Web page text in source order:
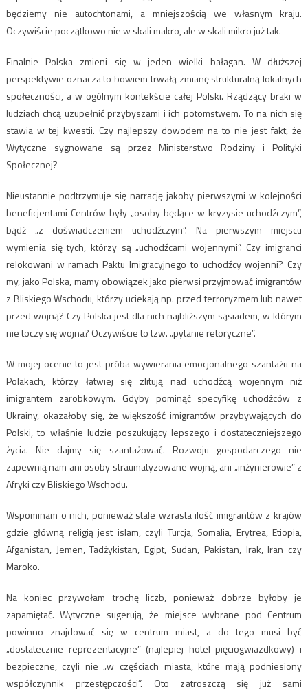
będziemy nie autochtonami, a mniejszością we własnym kraju.
Oczywiście początkowo nie w skali makro, ale w skali mikro już tak.
Finalnie Polska zmieni się w jeden wielki bałagan. W dłuższej
perspektywie oznacza to bowiem trwałą zmianę strukturalną lokalnych
społeczności, a w ogólnym kontekście całej Polski. Rządzący braki w
ludziach chcą uzupełnić przybyszami i ich potomstwem. To na nich się
stawia w tej kwestii. Czy najlepszy dowodem na to nie jest fakt, że
Wytyczne sygnowane są przez Ministerstwo Rodziny i Polityki
Społecznej?
Nieustannie podtrzymuje się narrację jakoby pierwszymi w kolejności
beneficjentami Centrów były „osoby będące w kryzysie uchodźczym”,
bądź „z doświadczeniem uchodźczym”. Na pierwszym miejscu
wymienia się tych, którzy są „uchodźcami wojennymi”. Czy imigranci
relokowani w ramach Paktu Imigracyjnego to uchodźcy wojenni? Czy
my, jako Polska, mamy obowiązek jako pierwsi przyjmować imigrantów
z Bliskiego Wschodu, którzy uciekają np. przed terroryzmem lub nawet
przed wojną? Czy Polska jest dla nich najbliższym sąsiadem, w którym
nie toczy się wojna? Oczywiście to tzw. „pytanie retoryczne”.
W mojej ocenie to jest próba wywierania emocjonalnego szantażu na
Polakach, którzy łatwiej się zlitują nad uchodźcą wojennym niż
imigrantem zarobkowym. Gdyby pominąć specyfikę uchodźców z
Ukrainy, okazałoby się, że większość imigrantów przybywających do
Polski, to właśnie ludzie poszukujący lepszego i dostateczniejszego
życia. Nie dajmy się szantażować. Rozwoju gospodarczego nie
zapewnią nam ani osoby straumatyzowane wojną, ani „inżynierowie” z
Afryki czy Bliskiego Wschodu.
Wspominam o nich, ponieważ stale wzrasta ilość imigrantów z krajów
gdzie główną religią jest islam, czyli Turcja, Somalia, Erytrea, Etiopia,
Afganistan, Jemen, Tadżykistan, Egipt, Sudan, Pakistan, Irak, Iran czy
Maroko.
Na koniec przywołam trochę liczb, ponieważ dobrze byłoby je
zapamiętać. Wytyczne sugerują, że miejsce wybrane pod Centrum
powinno znajdować się w centrum miast, a do tego musi być
„dostatecznie reprezentacyjne” (najlepiej hotel pięciogwiazdkowy) i
bezpieczne, czyli nie „w częściach miasta, które mają podniesiony
współczynnik przestępczości”. Oto zatroszczą się już sami